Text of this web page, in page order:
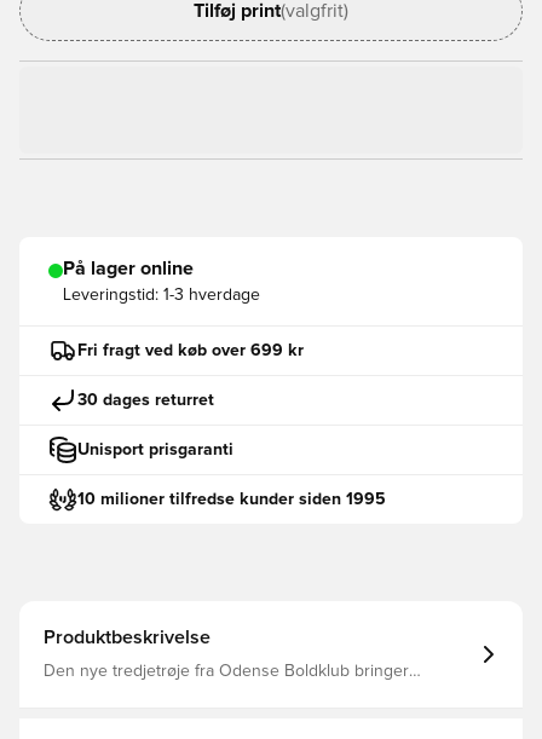
Tilføj print(valgfrit)
På lager online
Leveringstid: 1-3 hverdage
Fri fragt ved køb over 699 kr
30 dages returret
Unisport prisgaranti
10 milioner tilfredse kunder siden 1995
Produktbeskrivelse
Den nye tredjetrøje fra Odense Boldklub bringer